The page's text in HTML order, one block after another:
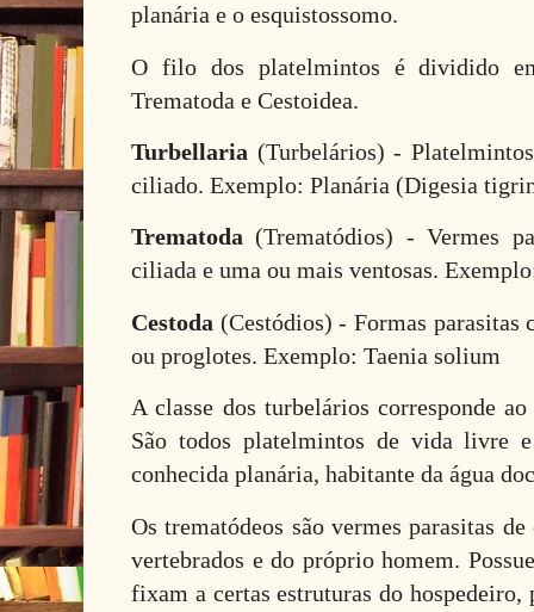
planária e o esquistossomo.
O filo dos platelmintos é dividido
Trematoda e Cestoidea.
Turbellaria (Turbelários) -
ciliado. Exemplo: Planária (Digesia
Trematoda (Trematódios) - Vermes
ciliada e uma ou mais ventosas.
Cestoda (Cestódios) - Formas
ou proglotes. Exemplo: Taenia solium
A classe dos turbelários corresponde
São todos platelmintos de vida livre
conhecida planária, habitante da água
Os trematódeos são vermes parasitas
vertebrados e do próprio homem.
fixam a certas estruturas do hospedeiro,